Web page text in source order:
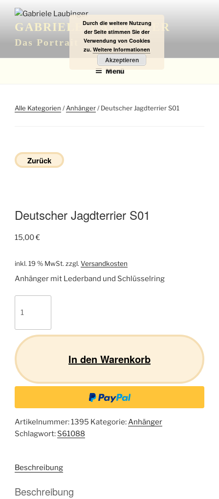
Inhalt
springenGABRIELE LAUBINGER
Das Portrait
Menü
Alle Kategorien /Anhänger/ Deutscher Jagdterrier S01
Zurück
Deutscher Jagdterrier S01
15,00€
inkl. 19 % MwSt. zzgl. Versandkosten
Anhänger mit Lederband und Schlüsselring
Jagdterrier
Menge
In den Warenkorb
Artikelnummer:1395 Kategorie:Anhänger
Schlagwort: S61088
Beschreibung
Beschreibung
Durch die weitere Nutzung
der Seite stimmen Sie der
Verwendung von Cookies
zu. Weitere Informationen
Akzeptieren